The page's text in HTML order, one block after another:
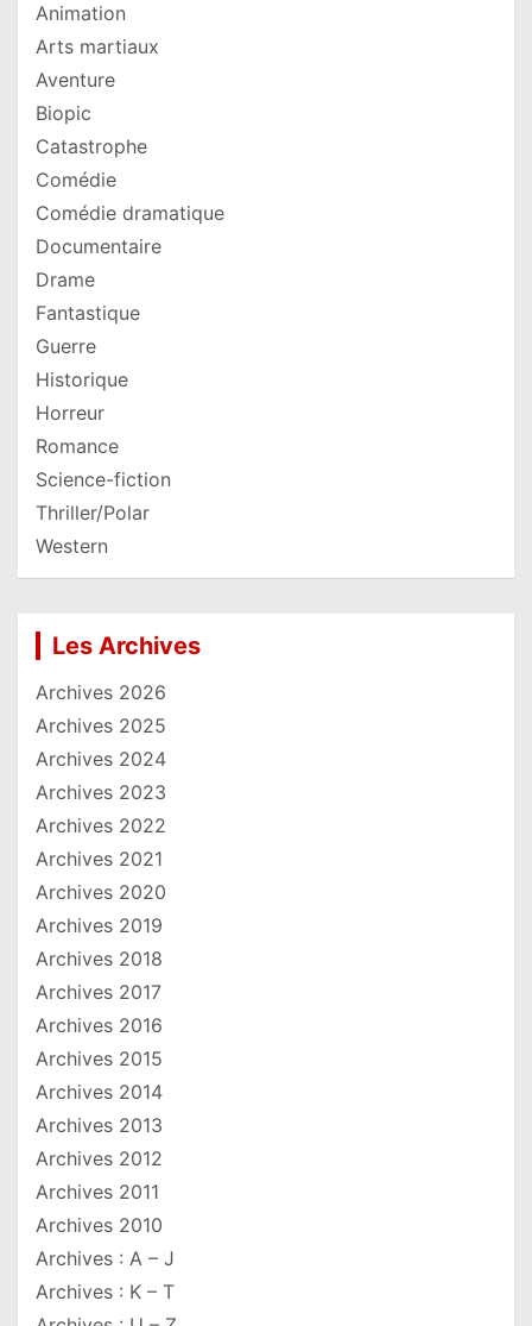
Animation
Arts martiaux
Aventure
Biopic
Catastrophe
Comédie
Comédie dramatique
Documentaire
Drame
Fantastique
Guerre
Historique
Horreur
Romance
Science-fiction
Thriller/Polar
Western
Les Archives
Archives 2026
Archives 2025
Archives 2024
Archives 2023
Archives 2022
Archives 2021
Archives 2020
Archives 2019
Archives 2018
Archives 2017
Archives 2016
Archives 2015
Archives 2014
Archives 2013
Archives 2012
Archives 2011
Archives 2010
Archives : A – J
Archives : K – T